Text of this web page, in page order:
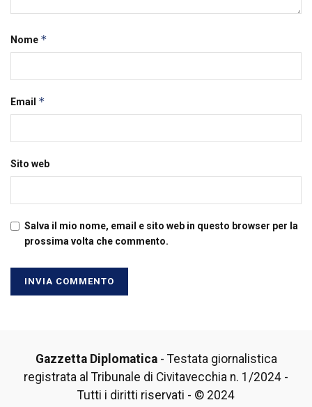
Nome *
Email *
Sito web
Salva il mio nome, email e sito web in questo browser per la
prossima volta che commento.
Gazzetta Diplomatica- Testata giornalistica
registrata al Tribunale di Civitavecchia n. 1/2024 -
Tutti i diritti riservati - © 2024